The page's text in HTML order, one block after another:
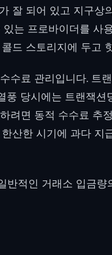
잘 되어 있고 지구상
는 프로바이더를 사
드 스토리지에 두고
수료 관리입니다. 트
풍 당시에는 트랜잭
려면 동적 수수료 추
산한 시기에 과다
반적인 거래소 입금